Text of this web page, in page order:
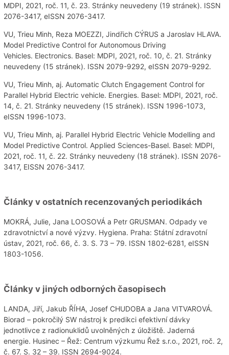
MDPI, 2021, roč. 11, č. 23. Stránky neuvedeny (19 stránek). ISSN
2076-3417, eISSN 2076-3417.
VU, Trieu Minh, Reza MOEZZI, Jindřich CÝRUS a Jaroslav HLAVA.
Model Predictive Control for Autonomous Driving
Vehicles. Electronics. Basel: MDPI, 2021, roč. 10, č. 21. Stránky
neuvedeny (15 stránek). ISSN 2079-9292, eISSN 2079-9292.
VU, Trieu Minh, aj. Automatic Clutch Engagement Control for
Parallel Hybrid Electric vehicle. Energies. Basel: MDPI, 2021, roč.
14, č. 21. Stránky neuvedeny (15 stránek). ISSN 1996-1073,
eISSN 1996-1073.
VU, Trieu Minh, aj. Parallel Hybrid Electric Vehicle Modelling and
Model Predictive Control. Applied Sciences-Basel. Basel: MDPI,
2021, roč. 11, č. 22. Stránky neuvedeny (18 stránek). ISSN 2076-
3417, EISSN 2076-3417.
Články v ostatních recenzovaných periodikách
MOKRÁ, Julie, Jana LOOSOVÁ a Petr GRUSMAN. Odpady ve
zdravotnictví a nové výzvy. Hygiena. Praha: Státní zdravotní
ústav, 2021, roč. 66, č. 3. S. 73 – 79. ISSN 1802-6281, eISSN
1803-1056.
Články v jiných odborných časopisech
LANDA, Jiří, Jakub ŘÍHA, Josef CHUDOBA a Jana VITVAROVÁ.
Biorad – pokročilý SW nástroj k predikci efektivní dávky
jednotlivce z radionuklidů uvolněných z úložiště. Jaderná
energie. Husinec – Řež: Centrum výzkumu Řež s.r.o., 2021, roč. 2,
č. 67. S. 32 – 39. ISSN 2694-9024.